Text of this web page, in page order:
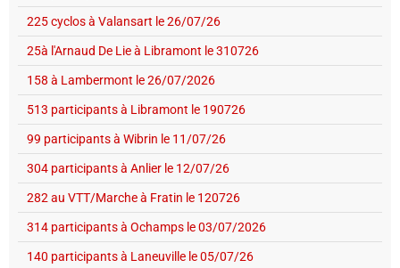
225 cyclos à Valansart le 26/07/26
25à l'Arnaud De Lie à Libramont le 310726
158 à Lambermont le 26/07/2026
513 participants à Libramont le 190726
99 participants à Wibrin le 11/07/26
304 participants à Anlier le 12/07/26
282 au VTT/Marche à Fratin le 120726
314 participants à Ochamps le 03/07/2026
140 participants à Laneuville le 05/07/26